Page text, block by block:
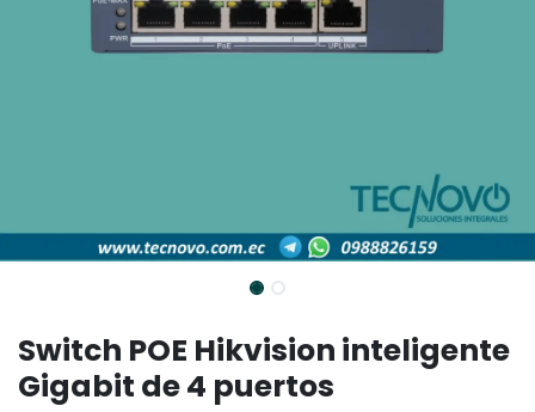
Switch POE Hikvision inteligente
Gigabit de 4 puertos